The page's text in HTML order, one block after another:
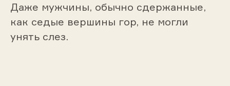
Даже мужчины, обычно сдержанные,
как седые вершины гор, не могли
унять слез.